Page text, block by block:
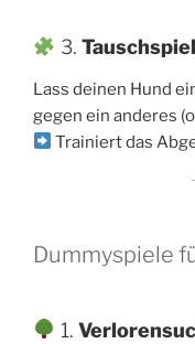
3. Tauschspiel
Lass deinen Hund
gegen ein anderes
Trainiert das
Dummyspiele
1.